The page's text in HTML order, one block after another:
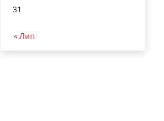
31
« Лип